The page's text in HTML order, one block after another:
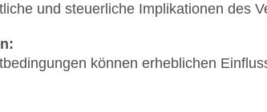
und steuerliche Implikationen des
können erheblichen